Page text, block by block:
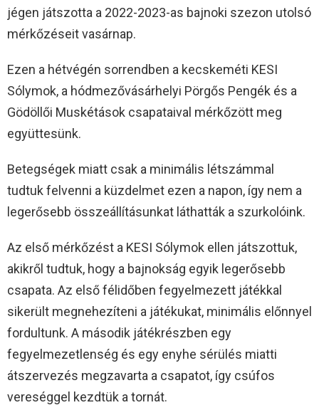
jégen játszotta a 2022-2023-as bajnoki szezon utolsó
mérkőzéseit vasárnap.
Ezen a hétvégén sorrendben a kecskeméti KESI
Sólymok, a hódmezővásárhelyi Pörgős Pengék és a
Gödöllői Muskétások csapataival mérkőzött meg
együttesünk.
Betegségek miatt csak a minimális létszámmal
tudtuk felvenni a küzdelmet ezen a napon, így nem a
legerősebb összeállításunkat láthatták a szurkolóink.
Az első mérkőzést a KESI Sólymok ellen játszottuk,
akikről tudtuk, hogy a bajnokság egyik legerősebb
csapata. Az első félidőben fegyelmezett játékkal
sikerült megnehezíteni a játékukat, minimális előnnyel
fordultunk. A második játékrészben egy
fegyelmezetlenség és egy enyhe sérülés miatti
átszervezés megzavarta a csapatot, így csúfos
vereséggel kezdtük a tornát.